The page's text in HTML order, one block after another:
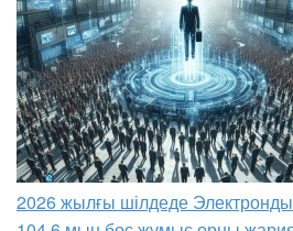
2026 жылғы шілдеде